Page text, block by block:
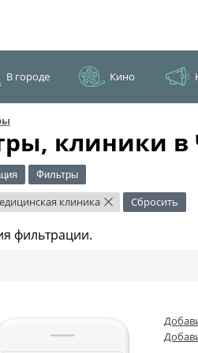
В городе Кино
клиники в
Фильтры
клиника × Сбросить
фильтрации.